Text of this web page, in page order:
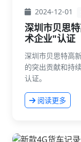
2024-12-01
深圳市贝思
术企业"认证
深圳市贝思特高
的突出贡献和持
认证。
阅读更多